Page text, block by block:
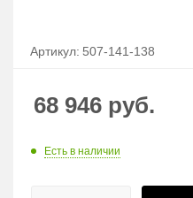
Артикул: 507-141-138
68 946 руб.
Есть в наличии